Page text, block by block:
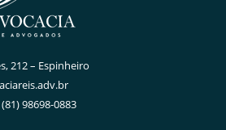
212 – Espinheiro
98698-0883